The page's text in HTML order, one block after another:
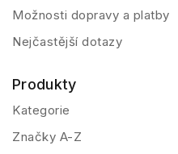
Možnosti dopravy a platby
Nejčastější dotazy
Produkty
Kategorie
Značky A-Z